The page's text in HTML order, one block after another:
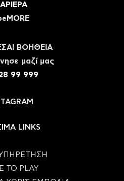
ΒΟΗΘΕΙΑ
μαζί μας
99 999
LINKS
TO PLAY